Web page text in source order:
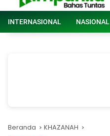
INTERNASIONAL NASIONAL
Beranda KHAZANAH